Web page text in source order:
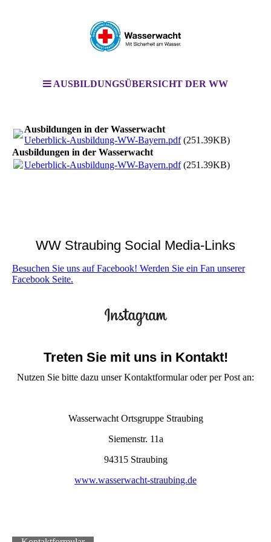
AUSBILDUNGSÜBERSICHT DER WW
Ausbildungen in der Wasserwacht
Ueberblick-Ausbildung-WW-Bayern.pdf(251.39KB)
Ausbildungen in der Wasserwacht
Ueberblick-Ausbildung-WW-Bayern.pdf(251.39KB)
WW Straubing Social Media-Links
Besuchen Sie uns auf Facebook! Werden Sie ein Fan unserer
Facebook Seite.
Treten Sie mit uns in Kontakt!
Nutzen Sie bitte dazu unser Kontaktformular oder per Post an:
Wasserwacht Ortsgruppe Straubing
Siemenstr. 11a
94315 Straubing
www.wasserwacht-straubing.de